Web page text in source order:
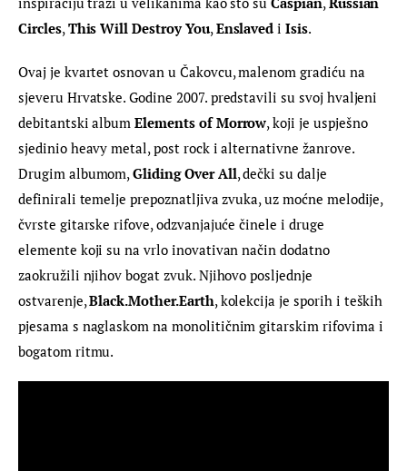
Circles, This Will Destroy You, Enslaved i Isis.
Ovaj je kvartet osnovan u Čakovcu, malenom gradiću na
sjeveru Hrvatske. Godine 2007. predstavili su svoj hvaljeni
debitantski album Elements of Morrow, koji je uspješno
sjedinio heavy metal, post rock i alternativne žanrove.
Drugim albumom, Gliding Over All, dečki su dalje
definirali temelje prepoznatljiva zvuka, uz moćne melodije,
čvrste gitarske rifove, odzvanjajuće činele i druge
elemente koji su na vrlo inovativan način dodatno
zaokružili njihov bogat zvuk. Njihovo posljednje
ostvarenje, Black.Mother.Earth, kolekcija je sporih i teških
pjesama s naglaskom na monolitičnim gitarskim rifovima i
bogatom ritmu.